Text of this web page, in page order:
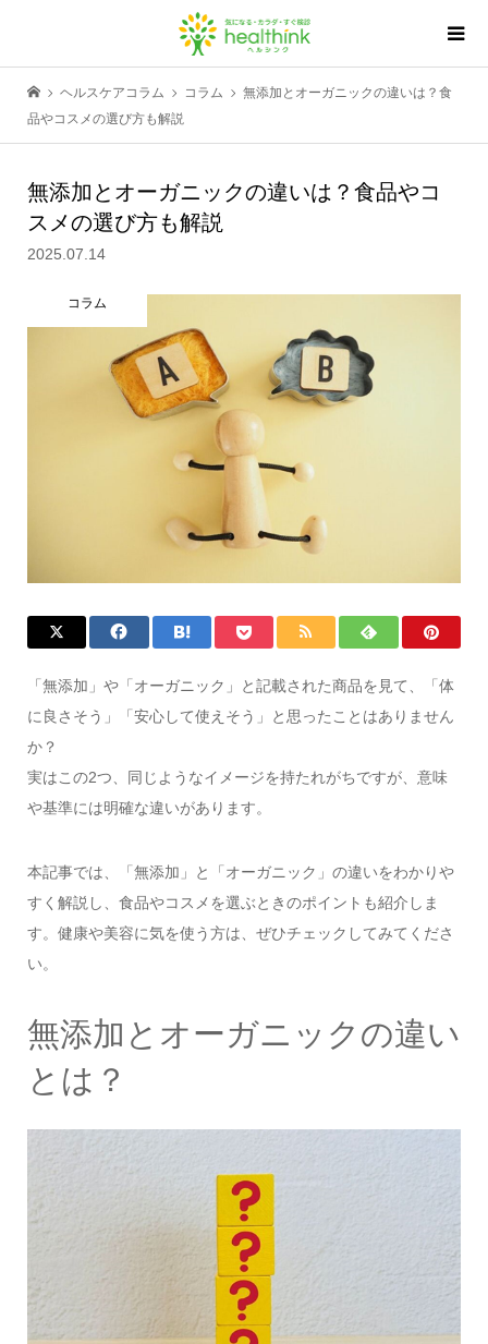
ヘルスケアコラム コラム
無添加とオーガニックの違いは？食
品やコスメの選び方も解説
無添加とオーガニックの違いは？食品やコ
スメの選び方も解説
2025.07.14
コラム
「無添加」や「オーガニック」と記載された商品を見て、「体
に良さそう」「安心して使えそう」と思ったことはありません
か？
実はこの2つ、同じようなイメージを持たれがちですが、意味
や基準には明確な違いがあります。
本記事では、「無添加」と「オーガニック」の違いをわかりや
すく解説し、食品やコスメを選ぶときのポイントも紹介しま
す。健康や美容に気を使う方は、ぜひチェックしてみてくださ
い。
無添加とオーガニックの違い
とは？